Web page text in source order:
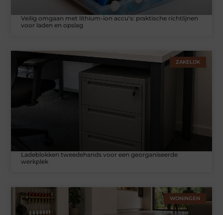
Veilig omgaan met lithium-ion accu's: praktische richtlijnen
voor laden en opslag
ZAKELIJK
Ladeblokken tweedehands voor een georganiseerde
werkplek
WONINGEN